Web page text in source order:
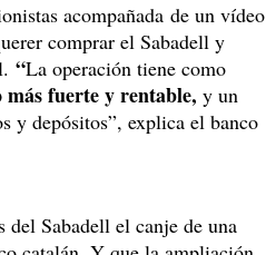
acompañada de un vídeo
comprar el Sabadell y
“La operación tiene como
más fuerte y rentable, y un
y depósitos”, explica el banco
del Sabadell el canje de una